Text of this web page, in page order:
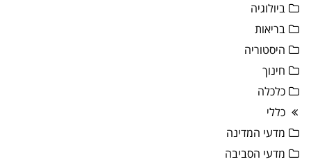
ביולוגיה
בריאות
היסטוריה
חינוך
כלכלה
כללי
מדעי המדינה
מדעי הסביבה